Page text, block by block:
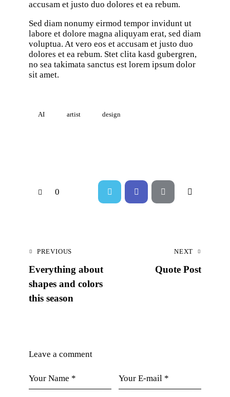
accusam et justo duo dolores et ea rebum.
Sed diam nonumy eirmod tempor invidunt ut
labore et dolore magna aliquyam erat, sed diam
voluptua. At vero eos et accusam et justo duo
dolores et ea rebum. Stet clita kasd gubergren,
no sea takimata sanctus est lorem ipsum dolor
sit amet.
AI artist design
0
PREVIOUS
Everything about
shapes and colors
this season
NEXT
Quote Post
Leave a comment